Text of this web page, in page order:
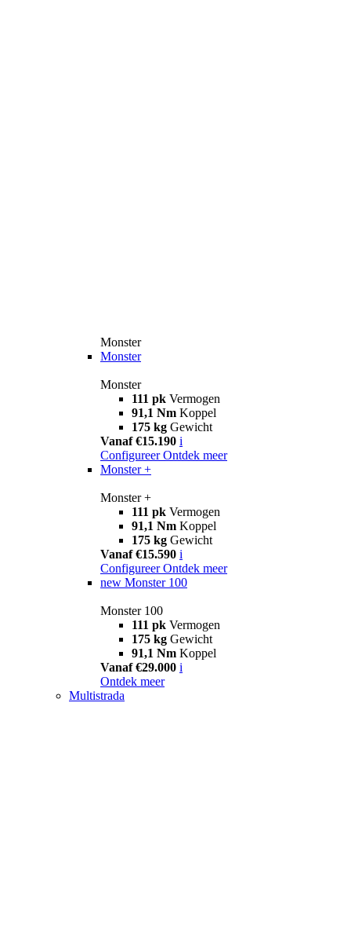
Monster
Monster
Monster
111 pk Vermogen
91,1 Nm Koppel
175 kg Gewicht
Vanaf €15.190 i
Configureer Ontdek meer
Monster +
Monster +
111 pk Vermogen
91,1 Nm Koppel
175 kg Gewicht
Vanaf €15.590 i
Configureer Ontdek meer
new Monster 100
Monster 100
111 pk Vermogen
175 kg Gewicht
91,1 Nm Koppel
Vanaf €29.000 i
Ontdek meer
Multistrada